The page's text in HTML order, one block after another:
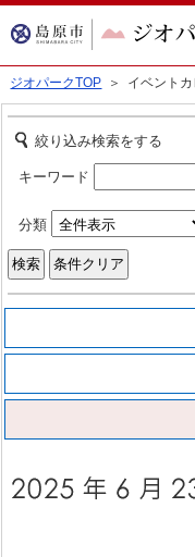
ジオパークTOP ＞ イベントカ
絞り込み検索をする
キーワード
分類